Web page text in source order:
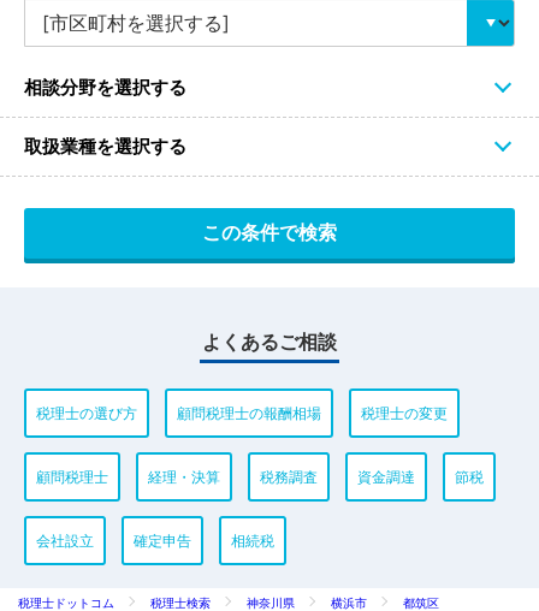
相談分野を選択する
取扱業種を選択する
よくあるご相談
税理士の選び方 顧問税理士の報酬相場 税理士の変更
顧問税理士 経理・決算 税務調査 資金調達 節税
会社設立 確定申告 相続税
税理士ドットコム 税理士検索 神奈川県 横浜市
都筑区